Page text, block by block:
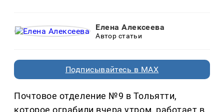
Елена Алексеева
Автор статьи
Подписывайтесь в MAX
Почтовое отделение №9 в Тольятти,
которое ограбили вчера утром, работает в